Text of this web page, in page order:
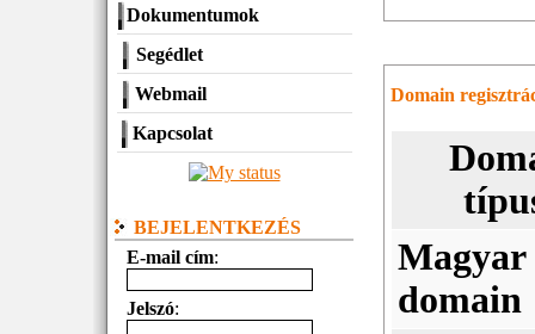
Dokumentumok
Segédlet
Webmail
Kapcsolat
BEJELENTKEZÉS
E-mail cím:
Jelszó:
Domain
Magyar
domain